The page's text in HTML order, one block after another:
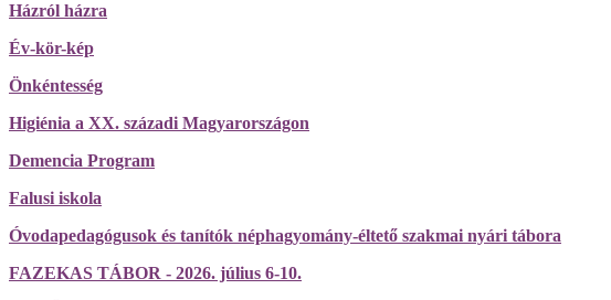
Házról házra
Év-kör-kép
Önkéntesség
Higiénia a XX. századi Magyarországon
Demencia Program
Falusi iskola
Óvodapedagógusok és tanítók néphagyomány-éltető szakmai nyári tábora
FAZEKAS TÁBOR - 2026. július 6-10.